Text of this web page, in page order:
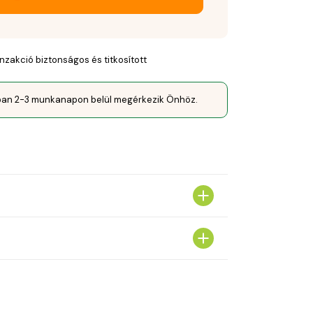
biztonságos és titkosított
2-3 munkanapon belül megérkezik Önhöz.